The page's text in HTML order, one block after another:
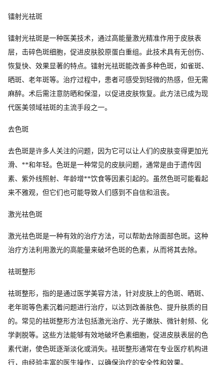
镭射光祛斑
镭射光祛斑是一种医美技术，通过高能量激光精准作用于皮肤表
层，击碎色斑细胞，促进皮肤胶原蛋白重组。此技术具有无创伤、
恢复快、效果显著的特点。镭射光祛斑能改善多种色斑，如雀斑、
晒斑、老年斑等。治疗过程中，患者可感受到轻微的热感，但无需
麻醉。术后需注意防晒和保湿，以促进皮肤恢复。此方法已成为现
代医美领域祛斑的主流手段之一。
去色斑
去色斑是许多人关注的问题，因为它可以让人们的皮肤变得更加光
滑、**和年轻。色斑是一种常见的皮肤问题，通常是由于遗传因
素、紫外线照射、年龄增**饮食等因素引起的。虽然色斑可能看起
来不雅观，但它们也可能导致人们感到不自信和沮丧。
激光祛色斑
激光祛色斑是一种有效的治疗方法，可以帮助去除面部色斑。这种
治疗方法利用激光的高能量来破坏色斑的色素，从而将其去除。
祛斑整形
祛斑整形，指的是通过医学美容方法，针对皮肤上的色斑、晒斑、
老年斑等色素沉着问题进行治疗，以达到改善肤色、提升肤质的目
的。常见的祛斑整形方法包括激光治疗、光子嫩肤、微针射频、化
学剥脱等。这些方法能够有效地破坏色素细胞，促进皮肤表层的色
素代谢，使色斑逐渐淡化或消失。祛斑整形通常在专业医疗机构进
行，由经验丰富的医生操作，以确保治疗的安全性和效果。